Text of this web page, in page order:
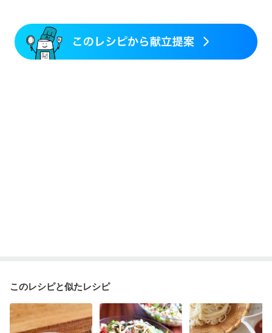
産後（ミルク）
乾癬
フレイル（年齢に合わせた体作り）
低栄養予防
貧血対策
このレシピと似たレシピ